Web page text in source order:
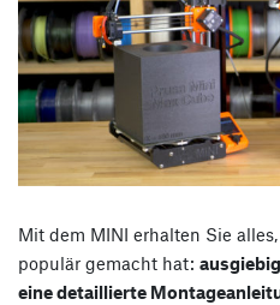
Mit dem MINI erhalten Sie
populär gemacht hat:
eine detaillierte